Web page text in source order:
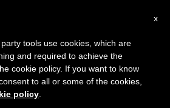
البابا سيتناول
x
tools use cookies, which are
and required to achieve the
cookie policy. If you want to know
to all or some of the cookies,
policy